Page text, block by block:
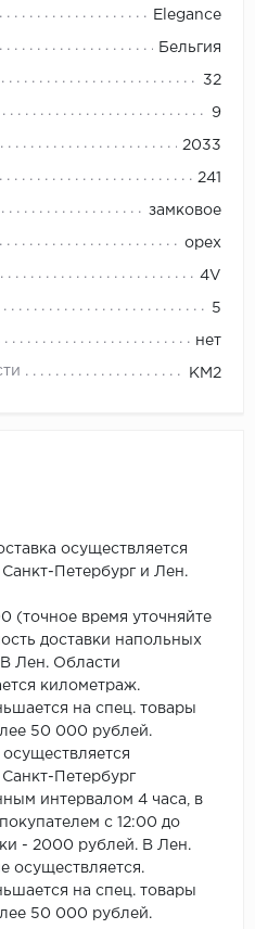
Novafloor
Primavera
SPC Ideal Flooring
SPC Kronostep
SPC Stronghold
TANTO
Tarkett
Tulesna
Veon
Elegance
Бельгия
32
9
2033
241
замковое
орех
4V
5
нет
КМ2
осуществляется
Петербург и Лен.
(точное время уточняйте
доставки напольных
Лен. Области
километраж.
на спец. товары
50 000 рублей.
Петербург
интервалом 4 часа, в
с 12:00 до
- 2000 рублей. В Лен.
осуществляется.
на спец. товары
50 000 рублей.